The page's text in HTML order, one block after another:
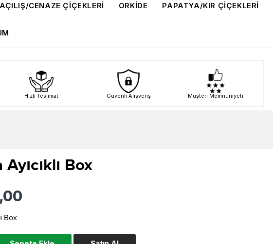
AÇILIŞ/CENAZE ÇİÇEKLERİ ORKIDE PAPATYA/KIR ÇIÇEKLERI
Hızlı Teslimat Güvenli Alışveriş Müşteri Memnuniyeti
Box
Box